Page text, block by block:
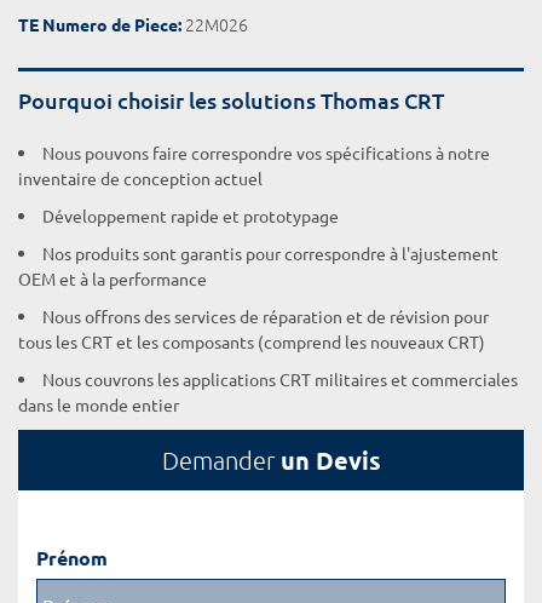
TE Numero de Piece: 22M026
Pourquoi choisir les solutions Thomas CRT
Nous pouvons faire correspondre vos spécifications à notre
inventaire de conception actuel
Développement rapide et prototypage
Nos produits sont garantis pour correspondre à l'ajustement
OEM et à la performance
Nous offrons des services de réparation et de révision pour
tous les CRT et les composants (comprend les nouveaux CRT)
Nous couvrons les applications CRT militaires et commerciales
dans le monde entier
Demander un Devis
Prénom